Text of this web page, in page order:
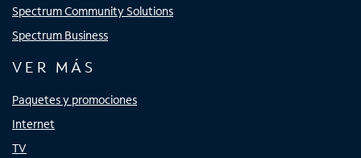
Spectrum Community Solutions
Spectrum Business
VER MÁS
Paquetes y promociones
Internet
TV